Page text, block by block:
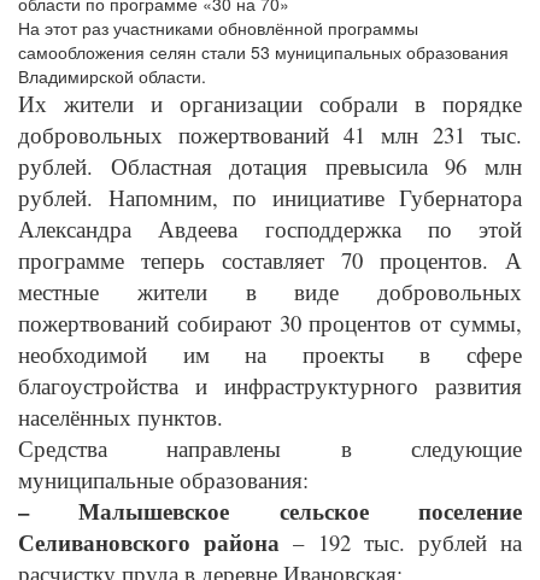
На этот раз участниками обновлённой программы
самообложения селян стали 53 муниципальных образования
Владимирской области.
Их жители и организации собрали в порядке
добровольных пожертвований 41 млн 231 тыс.
рублей. Областная дотация превысила 96 млн
рублей. Напомним, по инициативе Губернатора
Александра Авдеева господдержка по этой
программе теперь составляет 70 процентов. А
местные жители в виде добровольных
пожертвований собирают 30 процентов от суммы,
необходимой им на проекты в сфере
благоустройства и инфраструктурного развития
населённых пунктов.
Средства направлены в следующие
муниципальные образования:
– Малышевское сельское поселение
Селивановского района – 192 тыс. рублей на
расчистку пруда в деревне Ивановская;